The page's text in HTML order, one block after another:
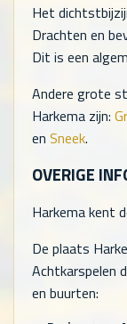
Het
Drachten en
Dit is een
Andere grote
Harkema zijn:
en Sneek.
OVERIGE
Harkema kent
De plaats
Achtkarspelen
en buurten: